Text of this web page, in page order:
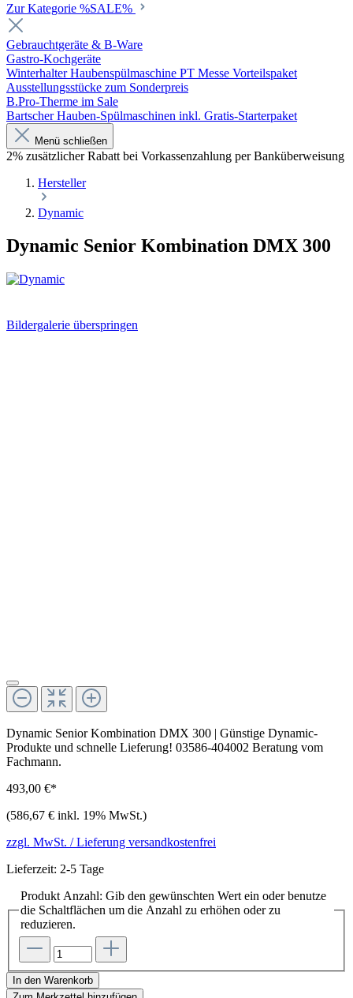
Zur Kategorie %SALE%
Gebrauchtgeräte & B-Ware
Gastro-Kochgeräte
Winterhalter Haubenspülmaschine PT Messe Vorteilspaket
Ausstellungsstücke zum Sonderpreis
B.Pro-Therme im Sale
Bartscher Hauben-Spülmaschinen inkl. Gratis-Starterpaket
Menü schließen
2% zusätzlicher Rabatt bei Vorkassenzahlung per Banküberweisung
Hersteller
Dynamic
Dynamic Senior Kombination DMX 300
Bildergalerie überspringen
Dynamic Senior Kombination DMX 300 | Günstige Dynamic-
Produkte und schnelle Lieferung! 03586-404002 Beratung vom
Fachmann.
493,00 €*
(586,67 € inkl. 19% MwSt.)
zzgl. MwSt. / Lieferung versandkostenfrei
Lieferzeit: 2-5 Tage
Produkt Anzahl: Gib den gewünschten Wert ein oder benutze
die Schaltflächen um die Anzahl zu erhöhen oder zu
reduzieren.
In den Warenkorb